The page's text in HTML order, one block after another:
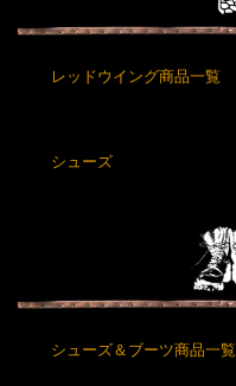
レッドウイング商品一覧
シューズ
シューズ＆ブーツ商品一覧